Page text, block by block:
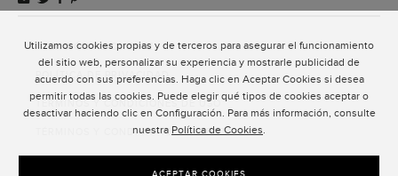
Utilizamos cookies propias y de terceros para asegurar el funcionamiento
del sitio web, personalizar su experiencia y mostrarle publicidad de
acuerdo con sus preferencias. Haga clic en Aceptar Cookies si desea
permitir todas las cookies. Puede elegir qué tipos de cookies aceptar o
desactivar haciendo clic en Configuración. Para más información, consulte
nuestra Política de Cookies.
ACEPTAR COOKIES
ATENCIÓN AL CLIENTE
POLÍTICA DE PRIVACIDAD
TÉRMINOS Y CONDICIONES DE USO
TÉRMINOS Y CONDICIONES DE VENTA
SUSCRIPCIÓN AL NEWSLETTER